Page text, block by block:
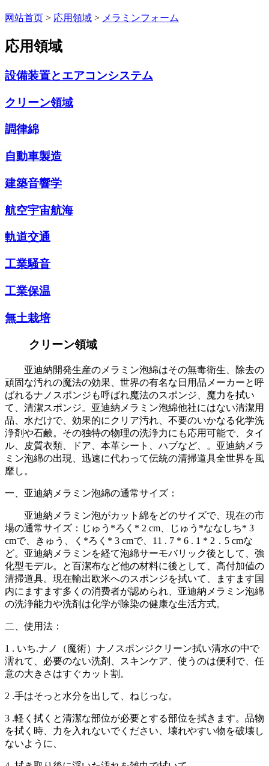
网站首页 > 応用領域 > メラミンフォーム
応用領域
設備装置とエアコンシステム
クリーン領域
調律綿
自動車製造
建築音響学
航空宇宙航海
軌道交通
工業騒音
工業保温
無土栽培
クリーン領域
亚迪納開発生産のメラミン泡綿はその無毒衛生、除去の
頑固な汚れの魔法の効果、世界の有名な日用品メーカーと呼
ばれるナノスポンジも呼ばれ魔法のスポンジ、魔力を拭い
て、清潔スポンジ。亚迪納メラミン泡綿他社にはない清潔用
品、水だけで、効果的にクリア汚れ、不要のいかなる化学洗
浄剤や石鹸。その独特の物理の洗浄力にも応用可能で、タイ
ル、皮質衣類、ドア、本革シート、ハブなど、。亚迪納メラ
ミン泡綿の出現、迅速に代わって伝統の清掃道具全世界を風
靡し。
一、亚迪納メラミン泡綿の通常サイズ：
亚迪納メラミン泡がカット綿をどのサイズで、現在の市
場の通常サイズ：じゅう*ろく* 2 cm、じゅう*ななしち* 3
cmで、きゅう、く*ろく* 3 cmで、11 . 7 * 6 . 1 * 2．5 cmな
ど。亚迪納メラミンを経て泡綿サーモバリック後として、強
化型モデル。と百潔布など他の材料に後として、高付加値の
清掃道具。現在輸出欧米へのスポンジを拭いて、ますます国
内にますます多くの消费者が認められ、亚迪納メラミン泡綿
の洗浄能力や洗剤は化学が除染の健康な生活方式。
二、使用法：
1 . いち.ナノ（魔術）ナノスポンジクリーン拭い清水の中で
濡れて、必要のない洗剤、スキンケア、使うのは便利で、任
意の大きさはすぐカット割。
2 .手はそっと水分を出して、ねじっな。
3 .軽く拭くと清潔な部位が必要とする部位を拭きます。品物
を拭く時、力を入れないでください、壊れやすい物を破壊し
ないように、